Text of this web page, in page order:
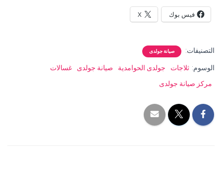
فيس بوك X
التصنيفات: صيانة جولدى
الوسوم: ثلاجات جولدى الحوامدية صيانة جولدى
غسالات
مركز صيانة جولدى